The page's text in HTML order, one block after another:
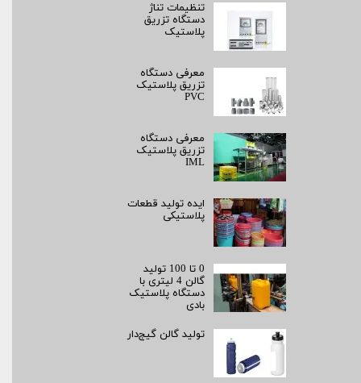
تنظیمات تناژ
دستگاه تزریق
پلاستیک
معرفی دستگاه
تزریق پلاستیک
PVC
معرفی دستگاه
تزریق پلاستیک
IML
ایده تولید قطعات
پلاستیکی
0 تا 100 تولید
گالن 4 لیتری با
دستگاه پلاستیک
بادی
تولید گالن گیج‌دار